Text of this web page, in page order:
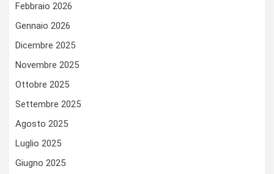
Febbraio 2026
Gennaio 2026
Dicembre 2025
Novembre 2025
Ottobre 2025
Settembre 2025
Agosto 2025
Luglio 2025
Giugno 2025